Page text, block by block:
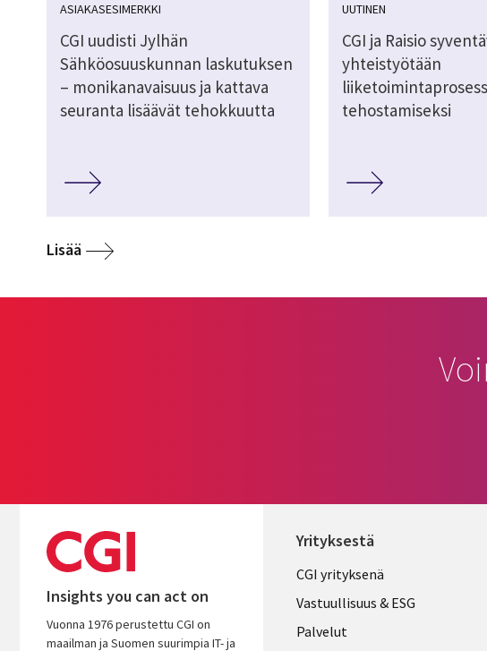
ASIAKASESIMERKKI
CGI uudisti Jylhän
Sähköosuuskunnan laskutuksen
– monikanavaisuus ja kattava
seuranta lisäävät tehokkuutta
UUTINEN
CGI ja Raisio
yhteistyötään
tehostamiseksi
Lisää
Insights you can act on
Vuonna 1976 perustettu CGI on
maailman ja Suomen suurimpia IT- ja
Yrityksestä
Useful
links
FINLAND
CGI yrityksenä
Vastuullisuus & ESG
Palvelut